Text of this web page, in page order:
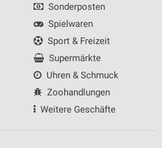
Sonderposten
Spielwaren
Sport & Freizeit
Supermärkte
Uhren & Schmuck
Zoohandlungen
Weitere Geschäfte